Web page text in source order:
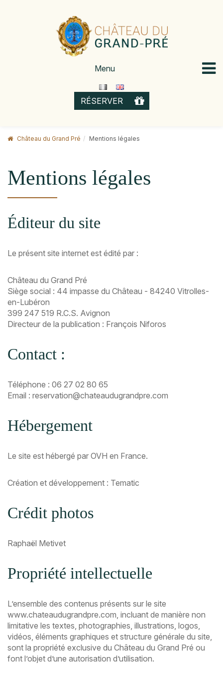
Menu
RÉSERVER OFFRIR
Château du Grand Pré Mentions légales
Mentions légales
Éditeur du site
Le présent site internet est édité par :
Château du Grand Pré
Siège social : 44 impasse du Château - 84240 Vitrolles-
en-Lubéron
399 247 519 R.C.S. Avignon
Directeur de la publication : François Niforos
Contact :
Téléphone : 06 27 02 80 65
Email : reservation@chateaudugrandpre.com
Hébergement
Le site est hébergé par OVH en France.
Création et développement : Tematic
Crédit photos
Raphaël Metivet
Propriété intellectuelle
L’ensemble des contenus présents sur le site
www.chateaudugrandpre.com, incluant de manière non
limitative les textes, photographies, illustrations, logos,
vidéos, éléments graphiques et structure générale du site,
sont la propriété exclusive du Château du Grand Pré ou
font l’objet d’une autorisation d’utilisation.